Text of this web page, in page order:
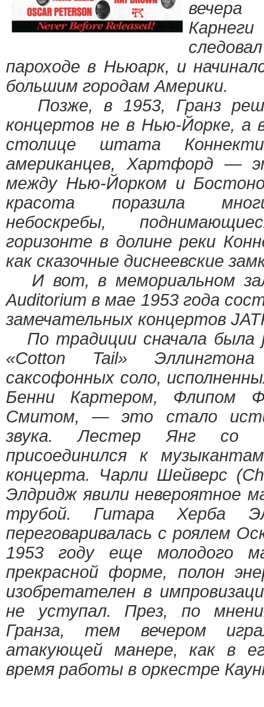
пароходе в Ньюарк, и
большим городам Америки.
Позже, в 1953, Гранз
концертов не в Нью-Йорке, а
столице штата
американцев, Хартфорд —
между Нью-Йорком и
красота поразила
небоскребы,
горизонте в долине реки
как сказочные диснеевские
И вот, в мемориальном
Auditorium в мае 1953 года
замечательных концертов
По традиции сначала была
«Cotton Tail»
саксофонных соло,
Бенни Картером, Флипом
Смитом, — это стало
звука. Лестер Янг со
присоединился к
концерта. Чарли Шейверс
Элдридж явили невероятное
трубой. Гитара Херба
переговаривалась c роялем
1953 году еще молодого
прекрасной форме, полон
изобретателен в
не уступал. През, по
Гранза, тем вечером
атакующей манере, как в
время работы в оркестре